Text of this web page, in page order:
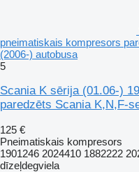
pneimatiskais kompresors
(2006-) autobusa
5
Scania K sērija (01.06-)
paredzēts Scania K,N,F-
125 €
Pneimatiskais kompresors
1901246 2024410 1882222
dīzeļdegviela